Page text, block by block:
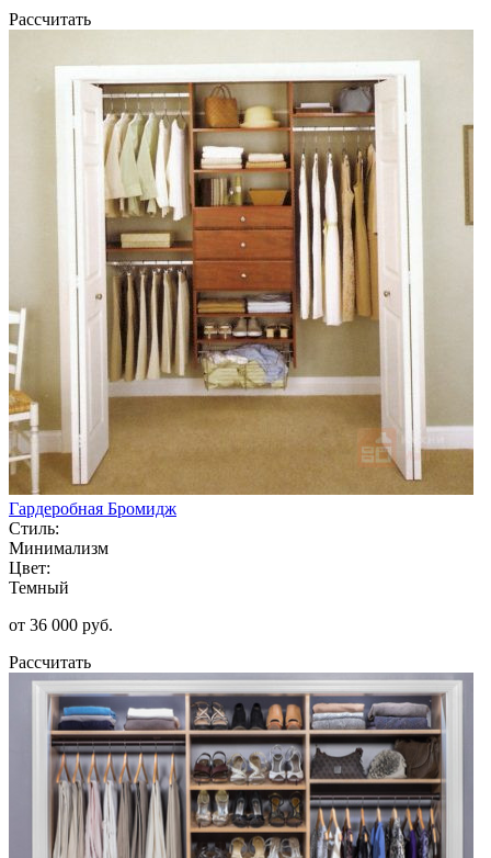
Рассчитать
Гардеробная Бромидж
Стиль:
Минимализм
Цвет:
Темный
от 36 000 руб.
Рассчитать